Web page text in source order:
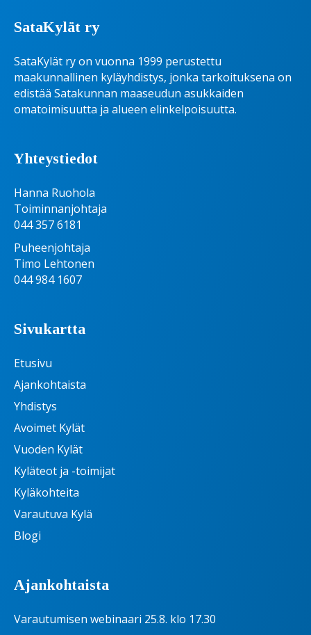
SataKylät ry
SataKylät ry on vuonna 1999 perustettu
maakunnallinen kyläyhdistys, jonka tarkoituksena on
edistää Satakunnan maaseudun asukkaiden
omatoimisuutta ja alueen elinkelpoisuutta.
Yhteystiedot
Hanna Ruohola
Toiminnanjohtaja
044 357 6181
Puheenjohtaja
Timo Lehtonen
044 984 1607
Sivukartta
Etusivu
Ajankohtaista
Yhdistys
Avoimet Kylät
Vuoden Kylät
Kyläteot ja -toimijat
Kyläkohteita
Varautuva Kylä
Blogi
Ajankohtaista
Varautumisen webinaari 25.8. klo 17.30